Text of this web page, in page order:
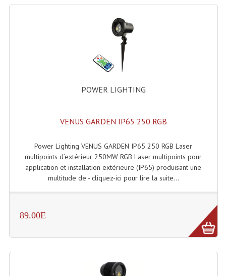
Lecteurs Cd À Plats Lecteur MP3
Lecteurs Double Cd Mixage Intégrée
Lecteurs Double Cd MP3
Digital Package Et Logiciel
Enregistreur Numérique
Platines Dvd Pour Dj
Microphones Filaires
Micro Sans Fil HF VHF 200MHZ
POWER LIGHTING
VENUS GARDEN IP65 250 RGB
Power Lighting VENUS GARDEN IP65 250 RGB Laser
multipoints d’extérieur 250MW RGB Laser multipoints pour
application et installation extérieure (IP65) produisant une
multitude de - cliquez-ici pour lire la suite...
89.00E